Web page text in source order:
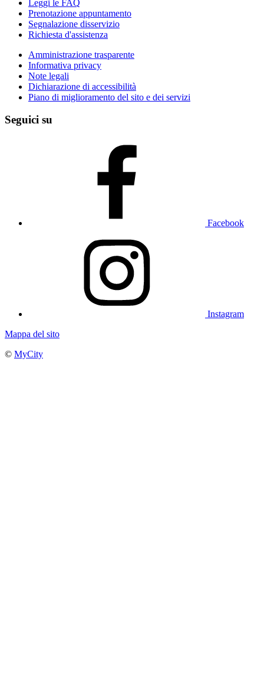
Leggi le FAQ
Prenotazione appuntamento
Segnalazione disservizio
Richiesta d'assistenza
Amministrazione trasparente
Informativa privacy
Note legali
Dichiarazione di accessibilità
Piano di miglioramento del sito e dei servizi
Seguici su
Facebook
Instagram
Mappa del sito
© MyCity